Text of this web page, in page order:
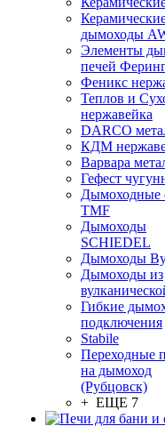
дымоходы
Элементы
печей
Феникс
Теплов и
нержавейка
DARCO
КДМ
Варвара
Гефест
Дымоходные
TMF
Дымоходы
SCHIEDEL
Дымоходы
Дымоходы из
Гибкие
подключения
Stabile
Переходные
на дымоход
(Рубцовск)
+ ЕЩЕ 7